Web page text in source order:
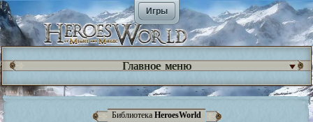
Игры
Главное меню
Библиотека HeroesWorld